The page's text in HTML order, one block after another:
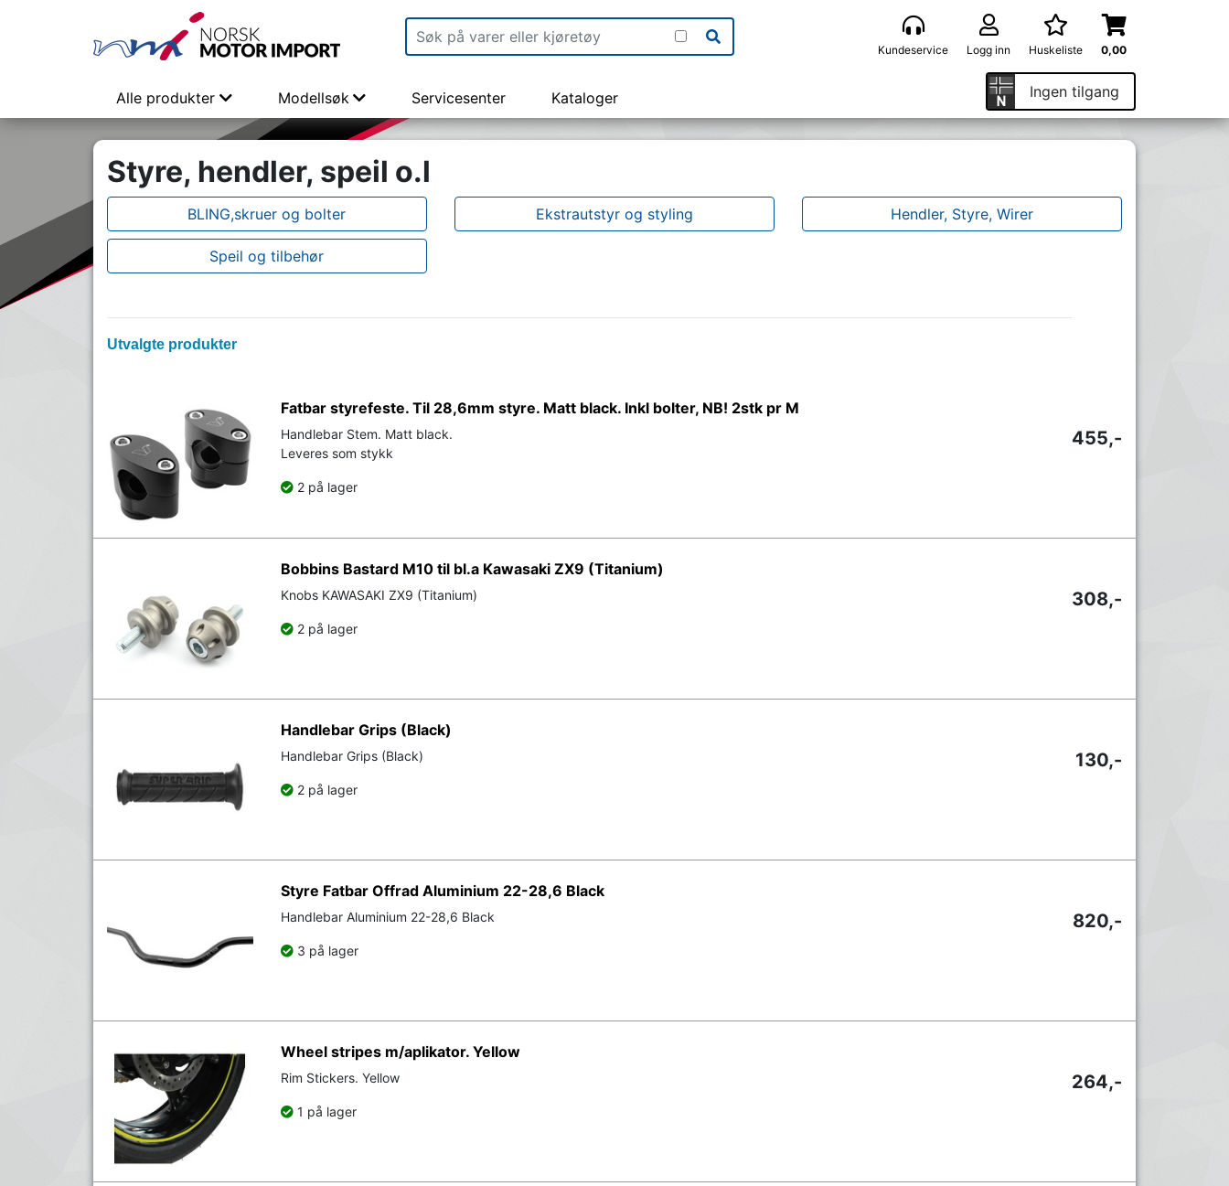
Kundeservice Logg inn Huskeliste 0,00
Alle produkter Modellsøk Servicesenter Kataloger Ingen tilgang
Styre, hendler, speil o.l
BLING,skruer og bolter Ekstrautstyr og styling Hendler, Styre, Wirer
Speil og tilbehør
Utvalgte produkter
Fatbar styrefeste. Til 28,6mm styre. Matt black. Inkl bolter, NB! 2stk pr M
Handlebar Stem. Matt black.
Leveres som stykk
2 på lager
455,-
Bobbins Bastard M10 til bl.a Kawasaki ZX9 (Titanium)
Knobs KAWASAKI ZX9 (Titanium)
2 på lager
308,-
Handlebar Grips (Black)
Handlebar Grips (Black)
2 på lager
130,-
Styre Fatbar Offrad Aluminium 22-28,6 Black
Handlebar Aluminium 22-28,6 Black
3 på lager
820,-
Wheel stripes m/aplikator. Yellow
Rim Stickers. Yellow
1 på lager
264,-